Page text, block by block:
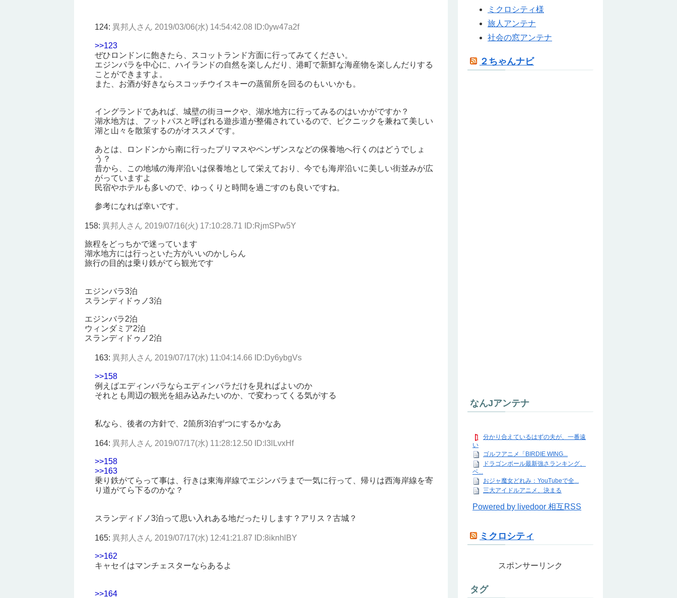
124: 異邦人さん 2019/03/06(水) 14:54:42.08 ID:0yw47a2f
>>123
ぜひロンドンに飽きたら、スコットランド方面に行ってみてください。
エジンバラを中心に、ハイランドの自然を楽しんだり、港町で新鮮な海産物を楽しんだりする
ことができますよ。
また、お酒が好きならスコッチウイスキーの蒸留所を回るのもいいかも。
イングランドであれば、城壁の街ヨークや、湖水地方に行ってみるのはいかがですか？
湖水地方は、フットパスと呼ばれる遊歩道が整備されているので、ピクニックを兼ねて美しい
湖と山々を散策するのがオススメです。
あとは、ロンドンから南に行ったプリマスやペンザンスなどの保養地へ行くのはどうでしょ
う？
昔から、この地域の海岸沿いは保養地として栄えており、今でも海岸沿いに美しい街並みが広
がっていますよ
民宿やホテルも多いので、ゆっくりと時間を過ごすのも良いですね。
参考になれば幸いです。
158: 異邦人さん 2019/07/16(火) 17:10:28.71 ID:RjmSPw5Y
旅程をどっちかで迷っています
湖水地方には行っといた方がいいのかしらん
旅行の目的は乗り鉄がてら観光です
エジンバラ3泊
スランディドゥノ3泊
エジンバラ2泊
ウィンダミア2泊
スランディドゥノ2泊
163: 異邦人さん 2019/07/17(水) 11:04:14.66 ID:Dy6ybgVs
>>158
例えばエディンバラならエディンバラだけを見ればよいのか
それとも周辺の観光を組み込みたいのか、で変わってくる気がする
私なら、後者の方針で、2箇所3泊ずつにするかなあ
164: 異邦人さん 2019/07/17(水) 11:28:12.50 ID:l3lLvxHf
>>158
>>163
乗り鉄がてらって事は、行きは東海岸線でエジンバラまで一気に行って、帰りは西海岸線を寄
り道がてら下るのかな？
スランディドノ3泊って思い入れある地だったりします？アリス？古城？
165: 異邦人さん 2019/07/17(水) 12:41:21.87 ID:8iknhlBY
>>162
キャセイはマンチェスターならあるよ
>>164
ミクロシティ様
旅人アンテナ
社会の窓アンテナ
２ちゃんナビ
なんJアンテナ
分かり合えているはずの夫が、一番遠
い
ゴルフアニメ「BIRDIE WING...
ドラゴンボール最新強さランキング、
ベ...
おジャ魔女どれみ：YouTubeで全...
三大アイドルアニメ、決まる
Powered by livedoor 相互RSS
ミクロシティ
スポンサーリンク
タグ